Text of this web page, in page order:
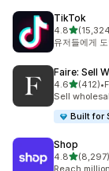
TikTok
4.8별 5개 중
총 리뷰
유저들에게
Faire: Sell
4.6별 5개 중
(412)
총 리뷰 412개
•
Sell
Built for
Shop
4.8별 5개 중
(8,297)
총 리뷰 8297
Reach